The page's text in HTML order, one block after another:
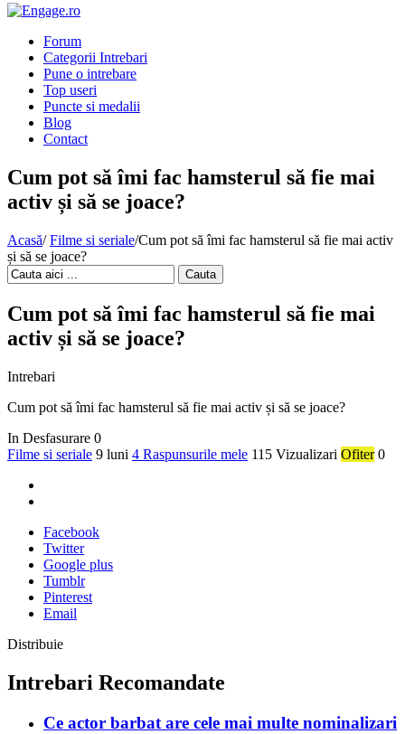
Forum
Categorii Intrebari
Pune o intrebare
Top useri
Puncte si medalii
Blog
Contact
Cum pot să îmi fac hamsterul să fie mai
activ și să se joace?
Acasă/ Filme si seriale/Cum pot să îmi fac hamsterul să fie mai activ
și să se joace?
Cauta
Cum pot să îmi fac hamsterul să fie mai
activ și să se joace?
Intrebari
Cum pot să îmi fac hamsterul să fie mai activ și să se joace?
In Desfasurare 0
Filme si seriale 9 luni 4 Raspunsurile mele 115 Vizualizari Ofiter 0
Facebook
Twitter
Google plus
Tumblr
Pinterest
Email
Distribuie
Intrebari Recomandate
Ce actor barbat are cele mai multe nominalizari